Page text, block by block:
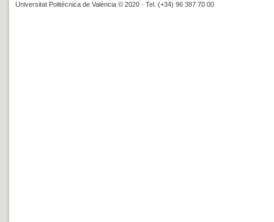
Universitat Politècnica de València © 2020 · Tel. (+34) 96 387 70 00